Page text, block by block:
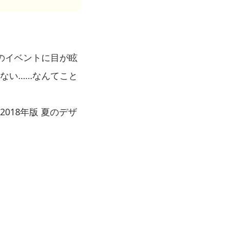
イベントに目が眩
い……なんてこと
年版 夏のデザ